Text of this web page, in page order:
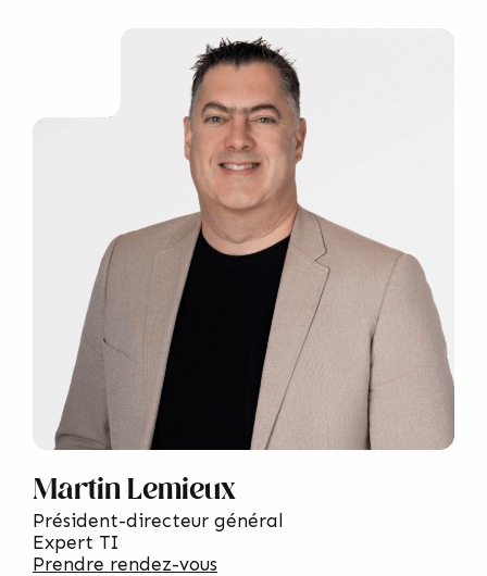
Martin Lemieux
Président-directeur général
Expert TI
Prendre rendez-vous